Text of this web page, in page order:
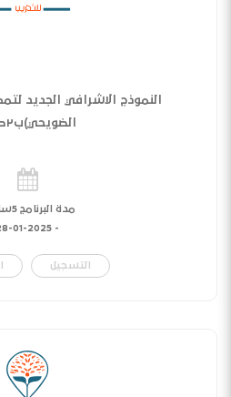
النموذج الاشرافي الجديد
الضويحي)ب٢صوير
مدة البرنامج 5ساعات
-
01-2025
التسجيل